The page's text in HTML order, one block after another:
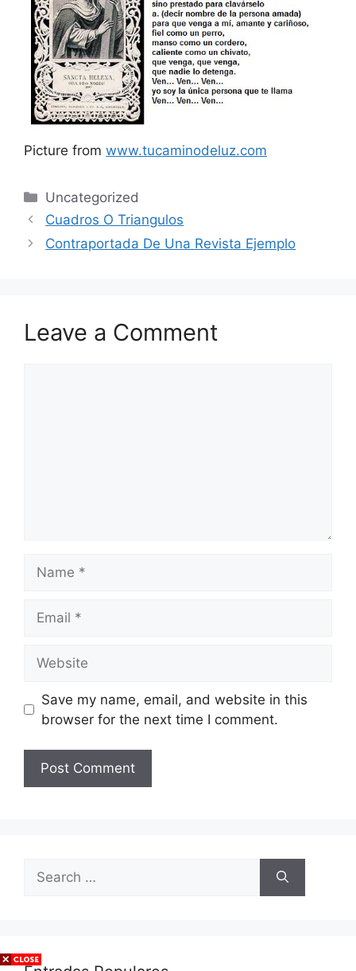
Picture from www.tucaminodeluz.com
Categories
Uncategorized
Cuadros O Triangulos
Contraportada De Una Revista Ejemplo
Leave a Comment
Save my name, email, and website in this
browser for the next time I comment.
Search
for: